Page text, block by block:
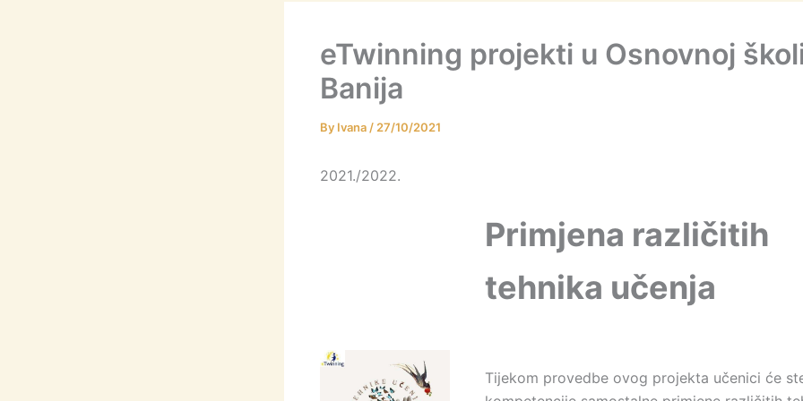
eTwinning projekti u Osnovnoj
Banija
By Ivana / 27/10/2021
2021./2022.
Primjena različitih
tehnika učenja
Tijekom provedbe ovog projekta učenici će